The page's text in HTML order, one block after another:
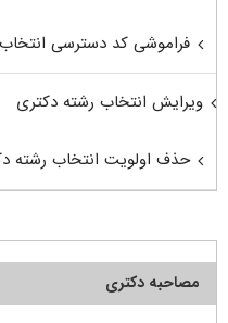
فراموشی کد دسترسی
ویرایش انتخاب رشته دکتری
حذف اولویت انتخاب رشته
مصاحبه دکتری